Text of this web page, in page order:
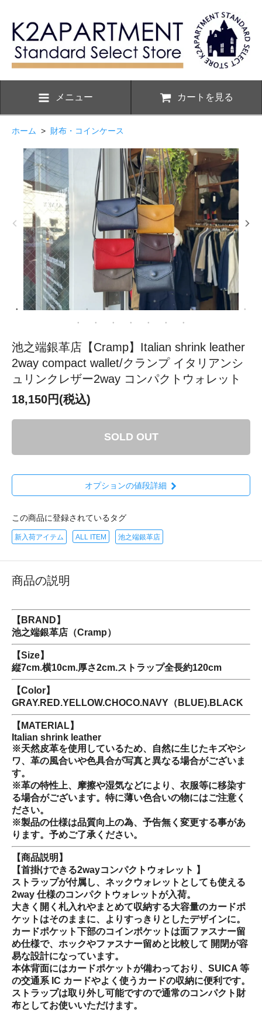
メニュー カートを見る
ホーム > 財布・コインケース
池之端銀革店【Cramp】Italian shrink leather
2way compact wallet/クランプ イタリアンシ
ュリンクレザー2way コンパクトウォレット
18,150円(税込)
SOLD OUT
オプションの値段詳細
この商品に登録されているタグ
新入荷アイテム ALL ITEM 池之端銀革店
商品の説明
【BRAND】
池之端銀革店（Cramp）
【Size】
縦7cm.横10cm.厚さ2cm.ストラップ全長約120cm
【Color】
GRAY.RED.YELLOW.CHOCO.NAVY（BLUE).BLACK
【MATERIAL】
Italian shrink leather
※天然皮革を使用しているため、自然に生じたキズやシ
ワ、革の風合いや色具合が写真と異なる場合がございま
す。
※革の特性上、摩擦や湿気などにより、衣服等に移染す
る場合がございます。特に薄い色合いの物にはご注意く
ださい。
※製品の仕様は品質向上の為、予告無く変更する事があ
ります。予めご了承ください。
【商品説明】
【首掛けできる2wayコンパクトウォレット 】
ストラップが付属し、ネックウォレットとしても使える
2way 仕様のコンパクトウォレットが入荷。
大きく開く札入れやまとめて収納する大容量のカードポ
ケットはそのままに、よりすっきりとしたデザインに。
カードポケット下部のコインポケットは面ファスナー留
め仕様で、ホックやファスナー留めと比較して 開閉が容
易な設計になっています。
本体背面にはカードポケットが備わっており、SUICA 等
の交通系 IC カードやよく使うカードの収納に便利です。
ストラップは取り外し可能ですので通常のコンパクト財
布としてお使いいただけます。